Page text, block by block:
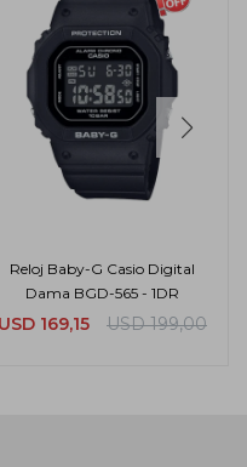
Reloj Baby-G Casio Digital
Dama BGD-565 - 1DR
USD 169,15 USD 199,00